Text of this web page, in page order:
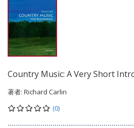
Country Music: A Very Short
著者: Richard Carlin
(0)